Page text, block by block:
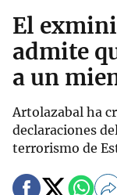
El
admite
a un
Artolazabal ha
declaraciones
terrorismo de